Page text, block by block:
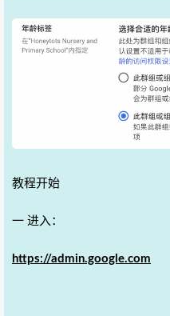
教程开始
一 进入：
https://admin.google.com